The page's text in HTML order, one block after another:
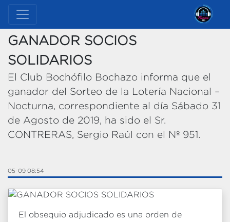
GANADOR SOCIOS
SOLIDARIOS
El Club Bochófilo Bochazo informa que el
ganador del Sorteo de la Lotería Nacional –
Nocturna, correspondiente al día Sábado 31
de Agosto de 2019, ha sido el Sr.
CONTRERAS, Sergio Raúl con el Nº 951.
05-09 08:54
El obsequio adjudicado es una orden de